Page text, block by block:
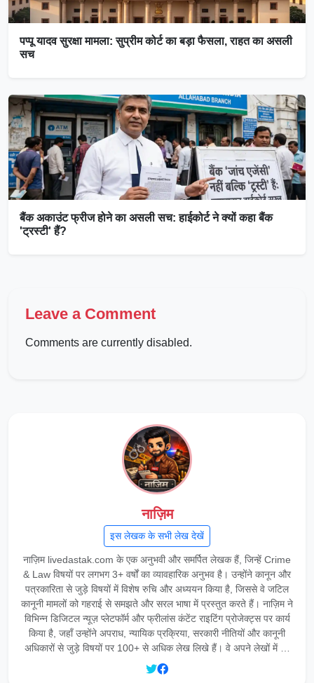
पप्पू यादव सुरक्षा मामला: सुप्रीम कोर्ट का बड़ा फैसला, राहत का असली
सच
बैंक अकाउंट फ्रीज होने का असली सच: हाईकोर्ट ने क्यों कहा बैंक
'ट्रस्टी' हैं?
Leave a Comment
Comments are currently disabled.
नाज़िम
इस लेखक के सभी लेख देखें
नाज़िम livedastak.com के एक अनुभवी और समर्पित लेखक हैं, जिन्हें Crime
& Law विषयों पर लगभग 3+ वर्षों का व्यावहारिक अनुभव है। उन्होंने कानून और
पत्रकारिता से जुड़े विषयों में विशेष रुचि और अध्ययन किया है, जिससे वे जटिल
कानूनी मामलों को गहराई से समझते और सरल भाषा में प्रस्तुत करते हैं। नाज़िम ने
विभिन्न डिजिटल न्यूज़ प्लेटफॉर्म और फ्रीलांस कंटेंट राइटिंग प्रोजेक्ट्स पर कार्य
किया है, जहाँ उन्होंने अपराध, न्यायिक प्रक्रिया, सरकारी नीतियों और कानूनी
अधिकारों से जुड़े विषयों पर 100+ से अधिक लेख लिखे हैं। वे अपने लेखों में …